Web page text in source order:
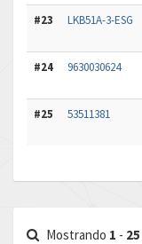
#23 LKB51A-3-ESG
#24 9630030624
#25 53511381
Mostrando 1 - 25